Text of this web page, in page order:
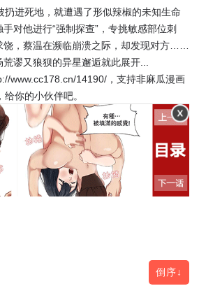
扔进死地，就遭遇了形似辣椒的未知生命
对他进行“强制探查”，专挑敏感部位刺
饶，蔡温在濒临崩溃之际，却发现对方……
谬又狼狈的异星邂逅就此展开...
www.cc178.cn/14190/，支持非麻瓜漫画
你的小伙伴吧。
倒序↓